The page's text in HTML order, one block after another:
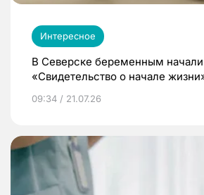
Интересное
В Северске беременным начали
«Свидетельство о начале
09:34 / 21.07.26